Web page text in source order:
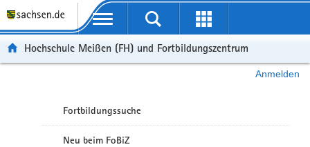
Portalübergreifende Navigation
Hochschule Meißen (FH) und Fortbildungszentrum
Anmelden
Fortbildungssuche
Neu beim FoBiZ